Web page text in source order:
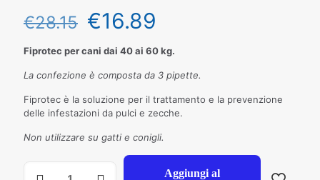
€28.15 €16.89
Fiprotec per cani dai 40 ai 60 kg.
La confezione è composta da 3 pipette.
Fiprotec è la soluzione per il trattamento e la prevenzione
delle infestazioni da pulci e zecche.
Non utilizzare su gatti e conigli.
Aggiungi al